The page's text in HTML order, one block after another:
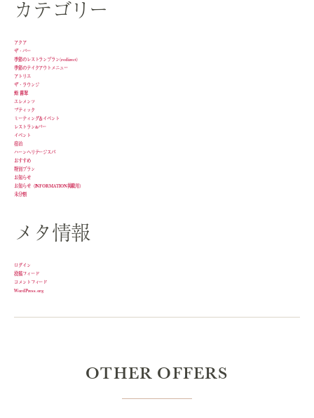
カテゴリー
アクア
ザ・バー
季節のレストランプラン(redirect)
季節のテイクアウトメニュー
アトリエ
ザ・ラウンジ
鮨 霧翠
エレメンツ
ブティック
ミーティング＆イベント
レストラン&バー
イベント
宿泊
ハーンヘリテージスパ
おすすめ
特別プラン
お知らせ
お知らせ（INFORMATION掲載用）
未分類
メタ情報
ログイン
投稿フィード
コメントフィード
WordPress.org
OTHER OFFERS